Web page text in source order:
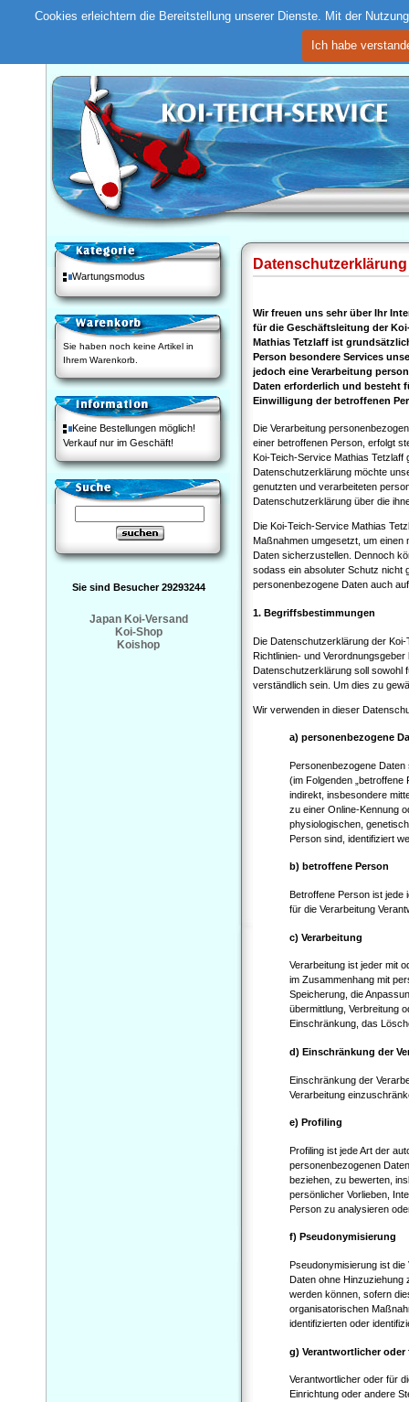
Cookies erleichtern die Bereitstellung unserer Dienste. Mit der
Ich habe
Wartungsmodus
Sie haben noch keine Artikel in
Ihrem Warenkorb.
Keine Bestellungen möglich!
Verkauf nur im Geschäft!
Sie sind Besucher 29293244
Japan Koi-Versand
Koi-Shop
Koishop
Datenschutzerklärung
Wir freuen uns sehr über Ihr
für die Geschäftsleitung der
Mathias Tetzlaff ist
Person besondere Services
jedoch eine Verarbeitung
Daten erforderlich und besteht
Einwilligung der betroffenen
Die Verarbeitung
einer betroffenen Person, erfolgt
Koi-Teich-Service Mathias
Datenschutzerklärung möchte
genutzten und verarbeiteten
Datenschutzerklärung über die
Die Koi-Teich-Service Mathias
Maßnahmen umgesetzt, um
Daten sicherzustellen. Dennoch
sodass ein absoluter Schutz nicht
personenbezogene Daten auch
1. Begriffsbestimmungen
Die Datenschutzerklärung der
Richtlinien- und
Datenschutzerklärung soll sowohl
verständlich sein. Um dies zu
Wir verwenden in dieser
a) personenbezogene
Personenbezogene Daten
(im Folgenden „betroffene
indirekt, insbesondere
zu einer Online-Kennung
physiologischen,
Person sind, identifiziert
b) betroffene Person
Betroffene Person ist jede
für die Verarbeitung
c) Verarbeitung
Verarbeitung ist jeder mit
im Zusammenhang mit
Speicherung, die
übermittlung, Verbreitung
Einschränkung, das
d) Einschränkung der
Einschränkung der
Verarbeitung
e) Profiling
Profiling ist jede Art der
personenbezogenen
beziehen, zu bewerten,
persönlicher Vorlieben,
Person zu analysieren
f) Pseudonymisierung
Pseudonymisierung ist
Daten ohne Hinzuziehung
werden können, sofern
organisatorischen
identifizierten oder
g) Verantwortlicher
Verantwortlicher oder für
Einrichtung oder andere